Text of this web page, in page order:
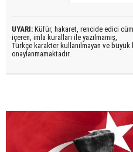
UYARI: Küfür, hakaret, rencide edici
içeren, imla kuralları ile yazılmamış,
Türkçe karakter kullanılmayan ve büyük
onaylanmamaktadır.